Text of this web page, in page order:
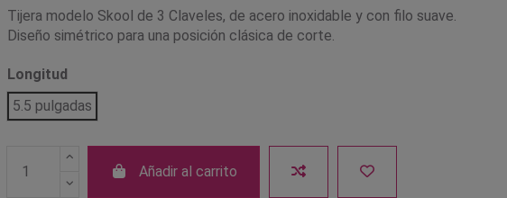
Tijera modelo Skool de 3 Claveles, de acero inoxidable y con filo suave.
Diseño simétrico para una posición clásica de corte.
Longitud
5.5 pulgadas
Añadir al carrito